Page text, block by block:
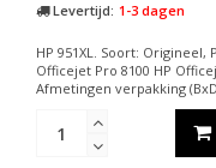
Levertijd: 1-3 dagen
HP 951XL. Soort:
Officejet Pro 8100 HP
Afmetingen verpakking